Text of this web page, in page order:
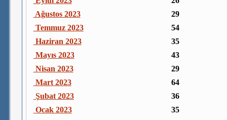
Ağustos 2023
29
Temmuz 2023
54
Haziran 2023
35
Mayıs 2023
43
Nisan 2023
29
Mart 2023
64
Şubat 2023
36
Ocak 2023
35